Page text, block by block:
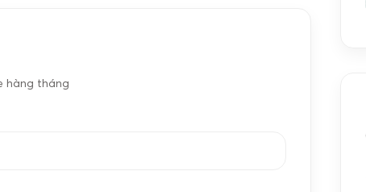
hợp với nhu cầu của mình.
0.01g đang là cân tiểu li nhỏ gọn nhất hiện
hàng tháng